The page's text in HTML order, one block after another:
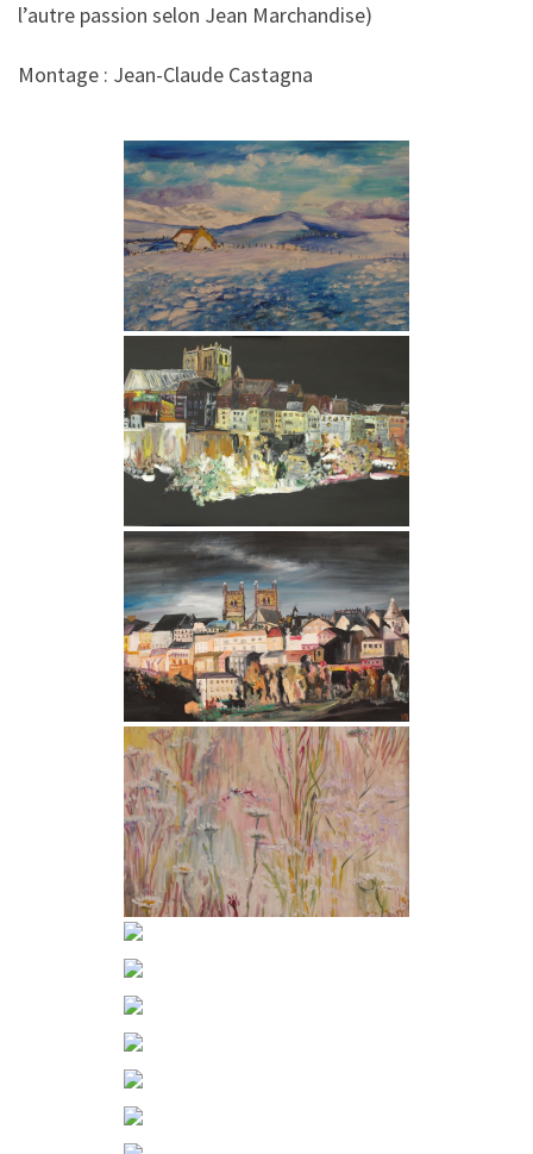
l’autre passion selon Jean Marchandise)
Montage : Jean-Claude Castagna